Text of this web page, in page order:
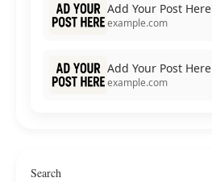
Add Your Post Here
example.com
Add Your Post Here
example.com
Search